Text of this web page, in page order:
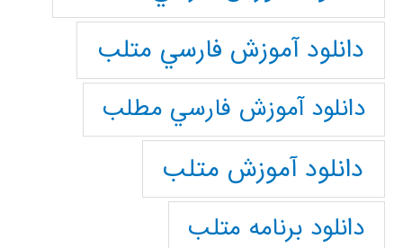
دانلود آموزش فارسي متلب
دانلود آموزش فارسي مطلب
دانلود آموزش متلب
دانلود برنامه متلب